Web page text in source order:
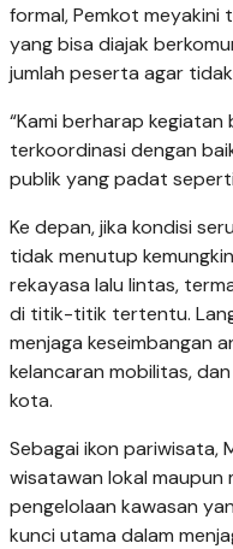
formal, Pemkot
yang bisa diajak
jumlah peserta agar
“Kami berharap
terkoordinasi dengan
publik yang padat
Ke depan, jika kondisi
tidak menutup
rekayasa lalu lintas,
di titik-titik tertentu.
menjaga keseimbangan
kelancaran mobilitas,
kota.
Sebagai ikon pariwisata,
wisatawan lokal maupun
pengelolaan kawasan
kunci utama dalam